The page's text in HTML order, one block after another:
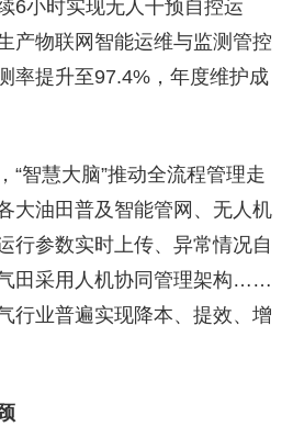
6小时实现无人干预自控运
产物联网智能运维与监测管控
率提升至97.4%，年度维护成
“智慧大脑”推动全流程管理走
大油田普及智能管网、无人机
行参数实时上传、异常情况自
田采用人机协同管理架构……
行业普遍实现降本、提效、增